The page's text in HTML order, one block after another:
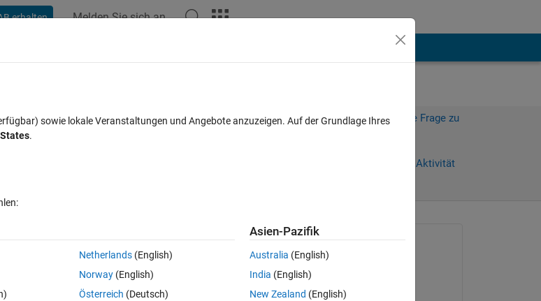
erhalten Melden Sie sich an
in neural networks?
Melden Sie sich an, um diese Frage zu
Anmelden, um Aktivität
0 Stimmen
lech king
am 15 Jul. 2021
sowie lokale Veranstaltungen und Angebote anzuzeigen. Auf der Grundlage Ihres
.
Netherlands(English)
Norway(English)
Österreich (Deutsch)
Asien-Pazifik
Australia (English)
India (English)
New Zealand (English)